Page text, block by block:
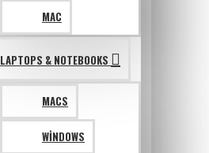
MAC
LAPTOPS & NOTEBOOKS
MACS
WINDOWS